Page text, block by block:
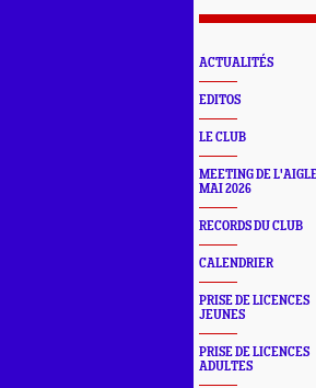
ACTUALITÉS
EDITOS
LE CLUB
MEETING DE
MAI 2026
RECORDS DU CLUB
CALENDRIER
PRISE DE LICENCES
JEUNES
PRISE DE LICENCES
ADULTES